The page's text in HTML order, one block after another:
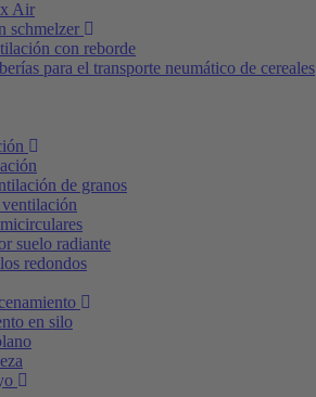
Air
schmelzer
con reborde
para el transporte neumático de cereales
de granos
suelo radiante
redondos
en silo